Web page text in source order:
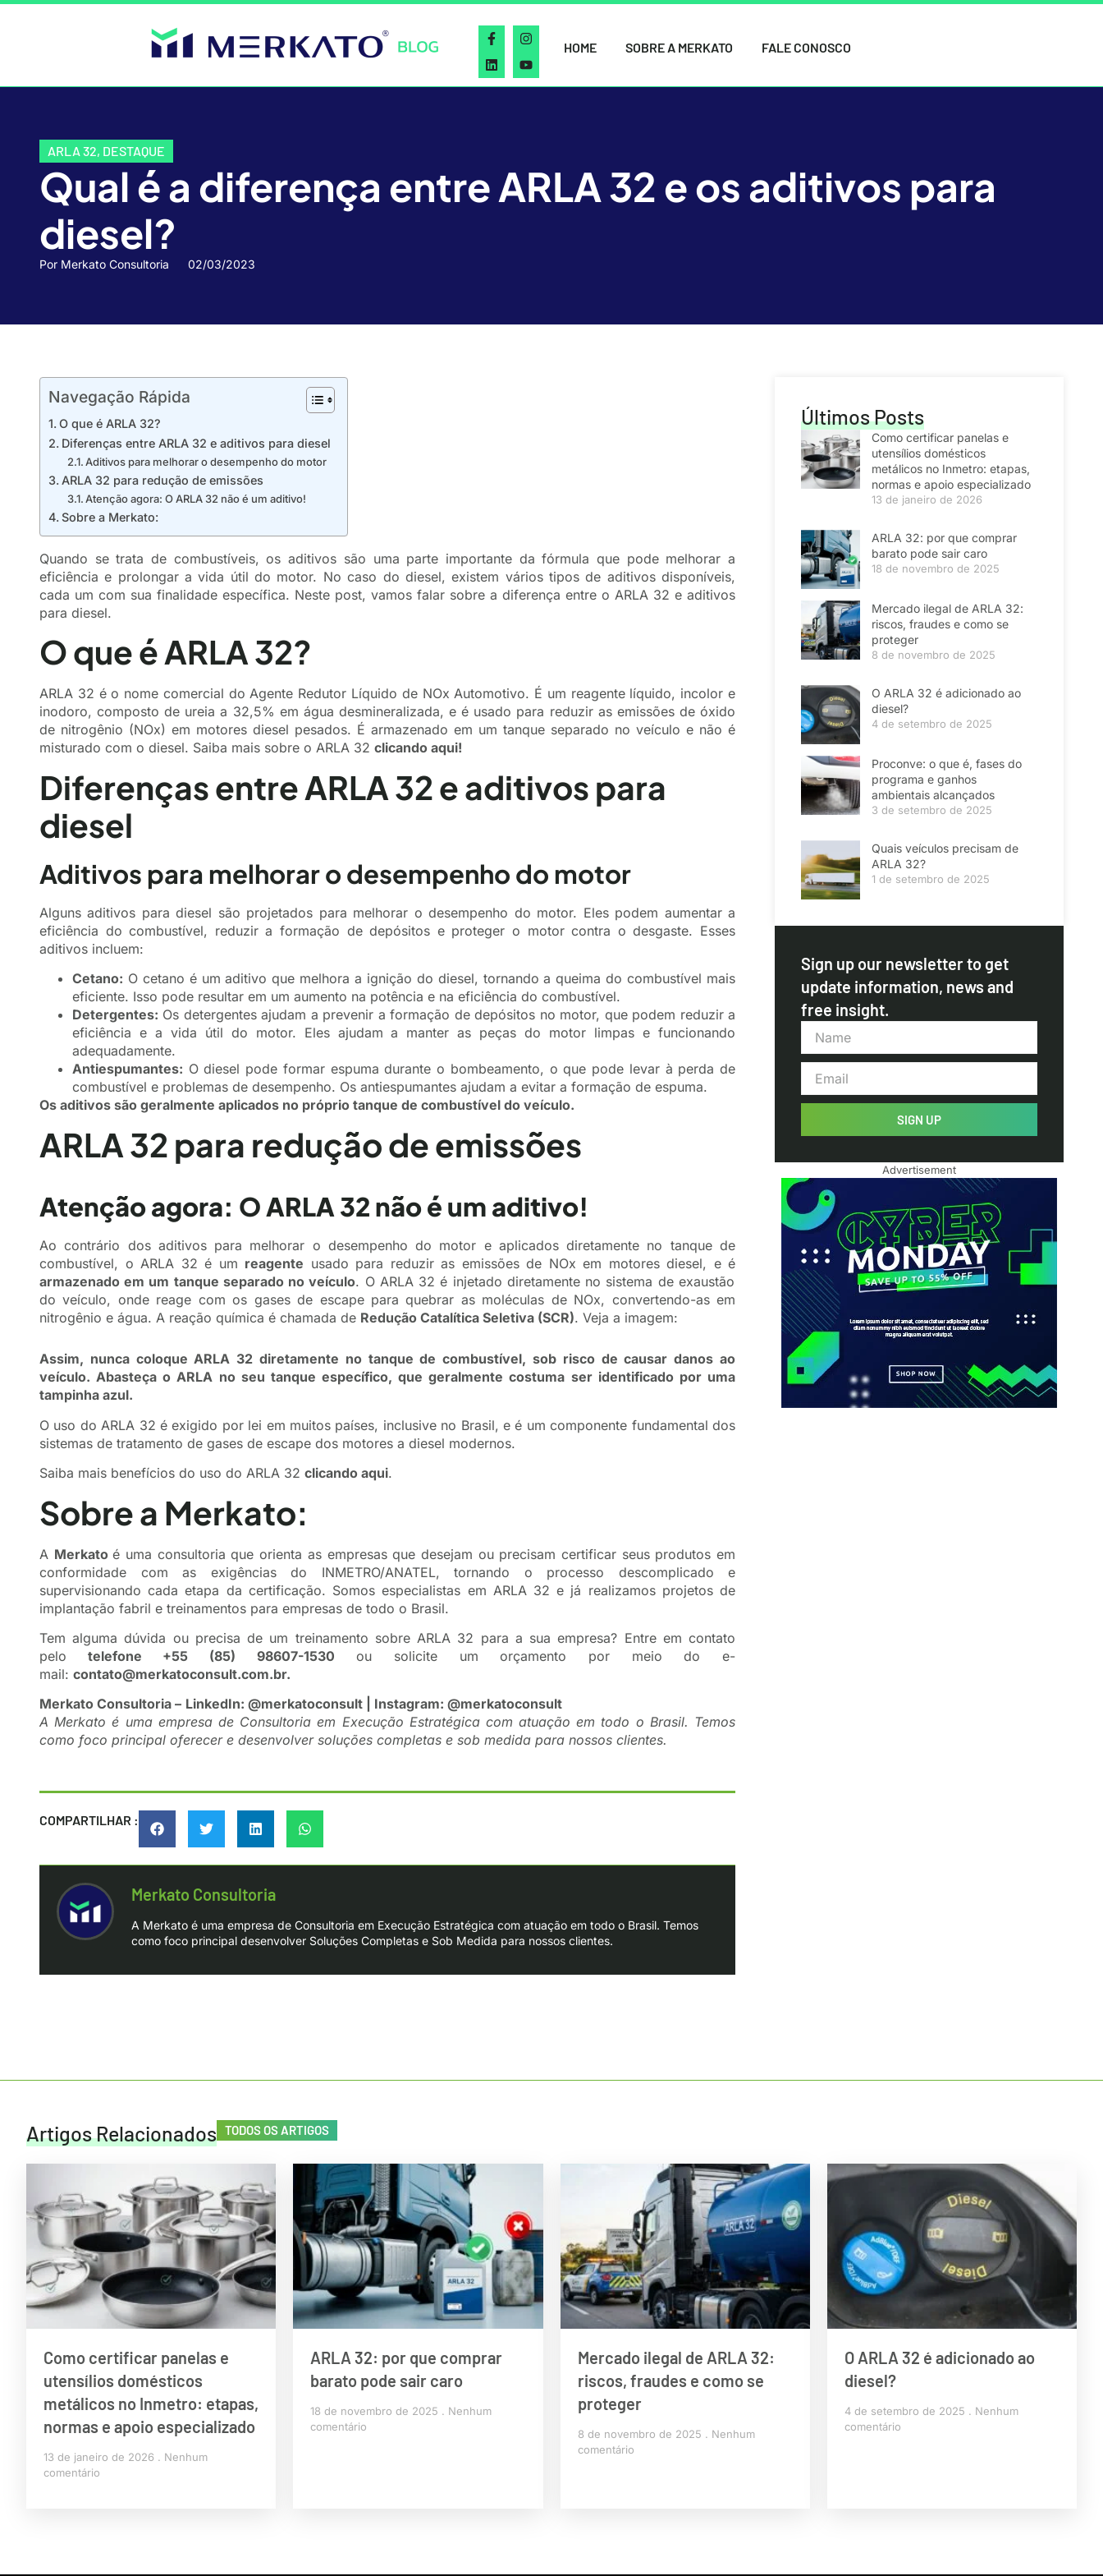
HOME SOBRE A MERKATO FALE CONOSCO
ARLA 32, DESTAQUE
Qual é a diferença entre ARLA 32 e os aditivos para
diesel?
Por Merkato Consultoria 02/03/2023
Navegação Rápida
O que é ARLA 32?
Diferenças entre ARLA 32 e aditivos para diesel
Aditivos para melhorar o desempenho do motor
ARLA 32 para redução de emissões
Atenção agora: O ARLA 32 não é um aditivo!
Sobre a Merkato:
Quando se trata de combustíveis, os aditivos são uma parte importante da fórmula que pode melhorar a
eficiência e prolongar a vida útil do motor. No caso do diesel, existem vários tipos de aditivos disponíveis,
cada um com sua finalidade específica. Neste post, vamos falar sobre a diferença entre o ARLA 32 e aditivos
para diesel.
O que é ARLA 32?
ARLA 32 é o nome comercial do Agente Redutor Líquido de NOx Automotivo. É um reagente líquido, incolor e
inodoro, composto de ureia a 32,5% em água desmineralizada, e é usado para reduzir as emissões de óxido
de nitrogênio (NOx) em motores diesel pesados. É armazenado em um tanque separado no veículo e não é
misturado com o diesel. Saiba mais sobre o ARLA 32 clicando aqui!
Diferenças entre ARLA 32 e aditivos para
diesel
Aditivos para melhorar o desempenho do motor
Alguns aditivos para diesel são projetados para melhorar o desempenho do motor. Eles podem aumentar a
eficiência do combustível, reduzir a formação de depósitos e proteger o motor contra o desgaste. Esses
aditivos incluem:
Cetano: O cetano é um aditivo que melhora a ignição do diesel, tornando a queima do combustível mais
eficiente. Isso pode resultar em um aumento na potência e na eficiência do combustível.
Detergentes: Os detergentes ajudam a prevenir a formação de depósitos no motor, que podem reduzir a
eficiência e a vida útil do motor. Eles ajudam a manter as peças do motor limpas e funcionando
adequadamente.
Antiespumantes: O diesel pode formar espuma durante o bombeamento, o que pode levar à perda de
combustível e problemas de desempenho. Os antiespumantes ajudam a evitar a formação de espuma.
Os aditivos são geralmente aplicados no próprio tanque de combustível do veículo.
ARLA 32 para redução de emissões
Atenção agora: O ARLA 32 não é um aditivo!
Ao contrário dos aditivos para melhorar o desempenho do motor e aplicados diretamente no tanque de
combustível, o ARLA 32 é um reagente usado para reduzir as emissões de NOx em motores diesel, e é
armazenado em um tanque separado no veículo. O ARLA 32 é injetado diretamente no sistema de exaustão
do veículo, onde reage com os gases de escape para quebrar as moléculas de NOx, convertendo-as em
nitrogênio e água. A reação química é chamada de Redução Catalítica Seletiva (SCR). Veja a imagem:
Assim, nunca coloque ARLA 32 diretamente no tanque de combustível, sob risco de causar danos ao
veículo. Abasteça o ARLA no seu tanque específico, que geralmente costuma ser identificado por uma
tampinha azul.
O uso do ARLA 32 é exigido por lei em muitos países, inclusive no Brasil, e é um componente fundamental dos
sistemas de tratamento de gases de escape dos motores a diesel modernos.
Saiba mais benefícios do uso do ARLA 32 clicando aqui.
Sobre a Merkato:
A Merkatoé uma consultoria que orienta as empresas que desejam ou precisam certificar seus produtos em
conformidade com as exigências do INMETRO/ANATEL, tornando o processo descomplicado e
supervisionando cada etapa da certificação. Somos especialistas em ARLA 32 e já realizamos projetos de
implantação fabril e treinamentos para empresas de todo o Brasil.
Tem alguma dúvida ou precisa de um treinamento sobre ARLA 32 para a sua empresa? Entre em contato
pelo telefone +55 (85) 98607-1530 ou solicite um orçamento por meio do e-
mail: contato@merkatoconsult.com.br.
Merkato Consultoria – LinkedIn: @merkatoconsult | Instagram: @merkatoconsult
​A Merkato é uma empresa de Consultoria em Execução Estratégica com atuação em todo o Brasil. Temos
como foco principal oferecer e desenvolver soluções completas e sob medida para nossos clientes.
COMPARTILHAR :
Merkato Consultoria
​A Merkato é uma empresa de Consultoria em Execução Estratégica com atuação em todo o Brasil. Temos
como foco principal desenvolver Soluções Completas e Sob Medida para nossos clientes.
Últimos Posts
Como certificar panelas e
utensílios domésticos
metálicos no Inmetro: etapas,
normas e apoio especializado
13 de janeiro de 2026
ARLA 32: por que comprar
barato pode sair caro
18 de novembro de 2025
Mercado ilegal de ARLA 32:
riscos, fraudes e como se
proteger
8 de novembro de 2025
O ARLA 32 é adicionado ao
diesel?
4 de setembro de 2025
Proconve: o que é, fases do
programa e ganhos
ambientais alcançados
3 de setembro de 2025
Quais veículos precisam de
ARLA 32?
1 de setembro de 2025
Sign up our newsletter to get
update information, news and
free insight.
SIGN UP
Advertisement
Artigos Relacionados TODOS OS ARTIGOS
Como certificar panelas e
utensílios domésticos
metálicos no Inmetro: etapas,
normas e apoio especializado
13 de janeiro de 2026
Nenhum
comentário
ARLA 32: por que comprar
barato pode sair caro
18 de novembro de 2025
Nenhum
comentário
Mercado ilegal de ARLA 32:
riscos, fraudes e como se
proteger
8 de novembro de 2025
Nenhum
comentário
O ARLA 32 é adicionado ao
diesel?
4 de setembro de 2025
Nenhum
comentário